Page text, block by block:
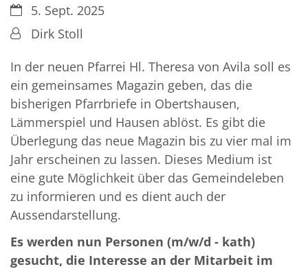
Datum:5. Sept. 2025
Von:Dirk Stoll
In der neuen Pfarrei Hl. Theresa von Avila soll es
ein gemeinsames Magazin geben, das die
bisherigen Pfarrbriefe in Obertshausen,
Lämmerspiel und Hausen ablöst. Es gibt die
Überlegung das neue Magazin bis zu vier mal im
Jahr erscheinen zu lassen. Dieses Medium ist
eine gute Möglichkeit über das Gemeindeleben
zu informieren und es dient auch der
Aussendarstellung.
Es werden nun Personen (m/w/d - kath)
gesucht, die Interesse an der Mitarbeit im